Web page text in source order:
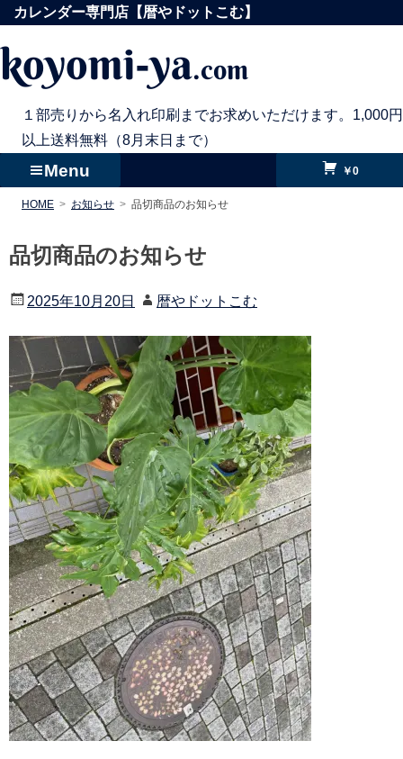
テ
キ
カレンダー専門店【暦やドットこむ】
koyomi-ya.com
１部売りから名入れ印刷までお求めいただけます。1,000円
以上送料無料（8月末日まで）
Menu ￥0
HOME お知らせ 品切商品のお知らせ
品切商品のお知らせ
2025年10月20日 暦やドットこむ